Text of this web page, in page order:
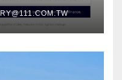
Beast
枚以太
億枚 WLD 代